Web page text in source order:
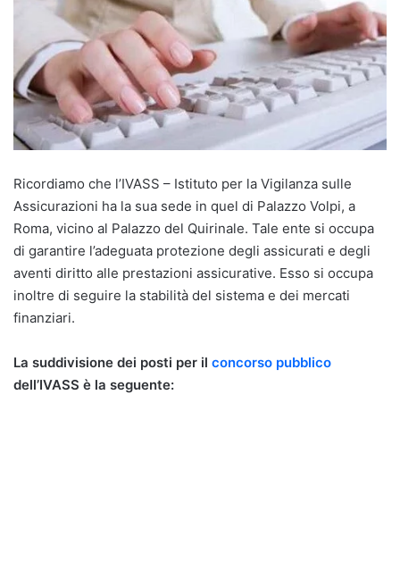
Ricordiamo che l’IVASS – Istituto per la Vigilanza sulle
Assicurazioni ha la sua sede in quel di Palazzo Volpi, a
Roma, vicino al Palazzo del Quirinale. Tale ente si occupa
di garantire l’adeguata protezione degli assicurati e degli
aventi diritto alle prestazioni assicurative. Esso si occupa
inoltre di seguire la stabilità del sistema e dei mercati
finanziari.
La suddivisione dei posti per il concorso pubblico
dell’IVASS è la seguente: